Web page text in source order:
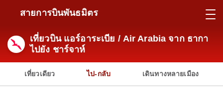
สายการบินพันธมิตร
เที่ยวบิน แอร์อาระเบีย / Air Arabia จาก ธากา
ไปยัง ชาร์จาห์
เที่ยวเดียว ไป-กลับ เดินทางหลายเมือง